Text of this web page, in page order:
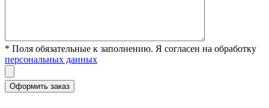
* Поля обязательные к заполнению. Я согласен на обработку
персональных данных